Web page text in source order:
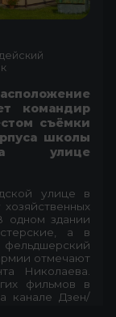
командир
съёмки
школы
улице
улице в
одном здании
а в
отмечают
Николаева.
фильмов в
канале Дзен/